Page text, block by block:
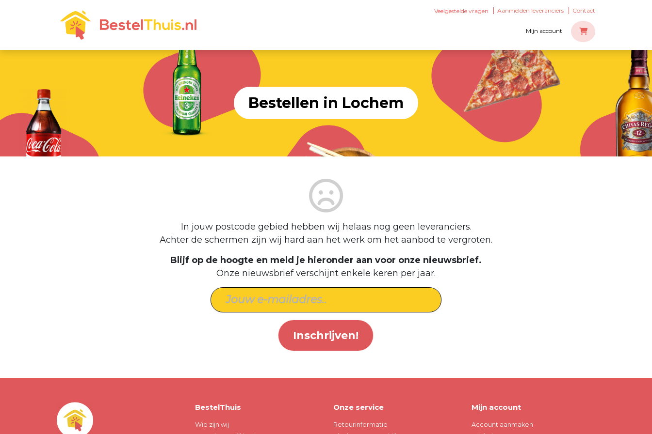
Veelgestelde vragen Aanmelden leveranciers Contact
Mijn account
Bestellen in Lochem
In jouw postcode gebied hebben wij helaas nog geen leveranciers.
Achter de schermen zijn wij hard aan het werk om het aanbod te vergroten.
Blijf op de hoogte en meld je hieronder aan voor onze nieuwsbrief.
Onze nieuwsbrief verschijnt enkele keren per jaar.
Inschrijven!
BestelThuis
Wie zijn wij
Onze service
Retourinformatie
Mijn account
Account aanmaken